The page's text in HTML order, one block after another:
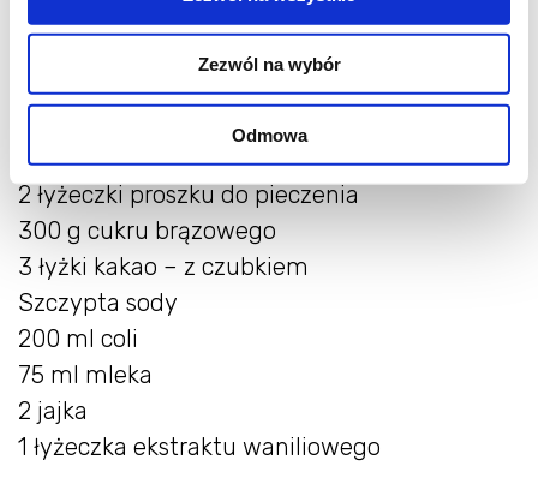
Zezwól na wybór
Odmowa
Na małą tortownicę
Składniki:
250 g masła miękkiego
250 g mąki
2 łyżeczki proszku do pieczenia
300 g cukru brązowego
3 łyżki kakao – z czubkiem
Szczypta sody
200 ml coli
75 ml mleka
2 jajka
1 łyżeczka ekstraktu waniliowego